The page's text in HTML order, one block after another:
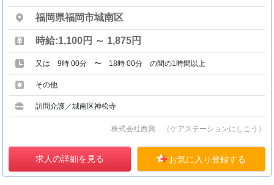
福岡県福岡市城南区
時給:1,100円 ～ 1,875円
又は 9時 00分 〜 18時 00分 の間の1時間以上
その他
訪問介護／城南区神松寺
株式会社西興 （ケアステーションにしこう）
求人の詳細を見る お気に入り登録する